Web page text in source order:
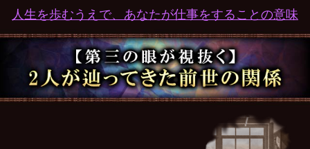
人生を歩むうえで、あなたが仕事をすることの意味